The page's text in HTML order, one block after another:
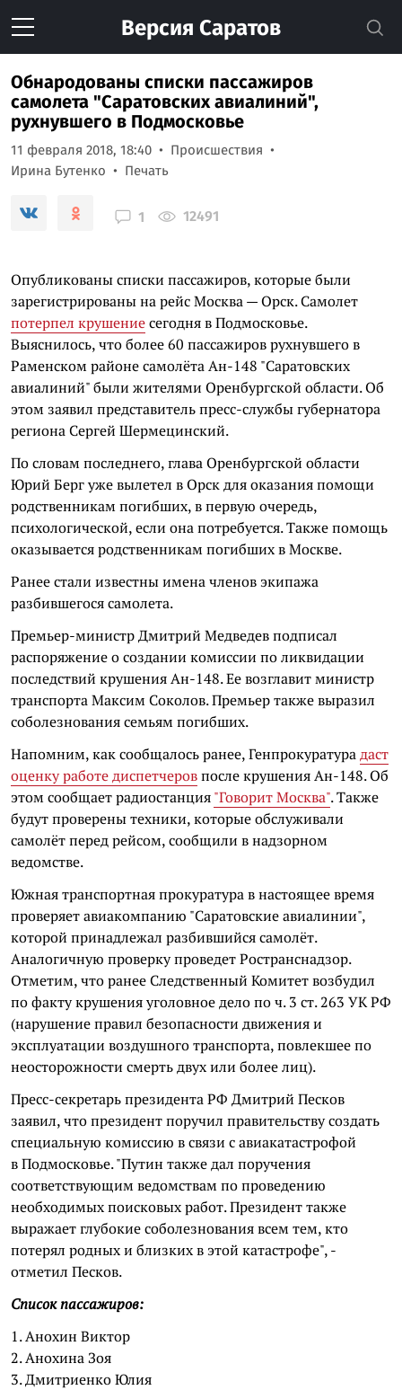
Версия Саратов
Обнародованы списки пассажиров
самолета "Саратовских авиалиний",
рухнувшего в Подмосковье
11 февраля 2018, 18:40
Происшествия
Ирина Бутенко
Печать
1 12491
Опубликованы списки пассажиров, которые были
зарегистрированы на рейс Москва — Орск. Самолет
потерпел крушениесегодня в Подмосковье.
Выяснилось, что более 60 пассажиров рухнувшего в
Раменском районе самолёта Ан-148 "Саратовских
авиалиний" были жителями Оренбургской области. Об
этом заявил представитель пресс-службы губернатора
региона Сергей Шермецинский.
По словам последнего, глава Оренбургской области
Юрий Берг уже вылетел в Орск для оказания помощи
родственникам погибших, в первую очередь,
психологической, если она потребуется. Также помощь
оказывается родственникам погибших в Москве.
Ранее стали известны имена членов экипажа
разбившегося самолета.
Премьер-министр Дмитрий Медведев подписал
распоряжение о создании комиссии по ликвидации
последствий крушения Ан-148. Ее возглавит министр
транспорта Максим Соколов. Премьер также выразил
соболезнования семьям погибших.
Напомним, как сообщалось ранее, Генпрокуратурадаст
оценку работе диспетчеровпосле крушения Ан-148. Об
этом сообщает радиостанция"Говорит Москва". Также
будут проверены техники, которые обслуживали
самолёт перед рейсом, сообщили в надзорном
ведомстве.
Южная транспортная прокуратура в настоящее время
проверяет авиакомпанию "Саратовские авиалинии",
которой принадлежал разбившийся самолёт.
Аналогичную проверку проведет Ространснадзор.
Отметим, что ранее Следственный Комитет возбудил
по факту крушения уголовное дело по ч. 3 ст. 263 УК РФ
(нарушение правил безопасности движения и
эксплуатации воздушного транспорта, повлекшее по
неосторожности смерть двух или более лиц).
Пресс-секретарь президента РФ Дмитрий Песков
заявил, что президент поручил правительству создать
специальную комиссию в связи с авиакатастрофой
в Подмосковье. "Путин также дал поручения
соответствующим ведомствам по проведению
необходимых поисковых работ. Президент также
выражает глубокие соболезнования всем тем, кто
потерял родных и близких в этой катастрофе", -
отметил Песков.
Список пассажиров:
1. Анохин Виктор
2. Анохина Зоя
3. Дмитриенко Юлия